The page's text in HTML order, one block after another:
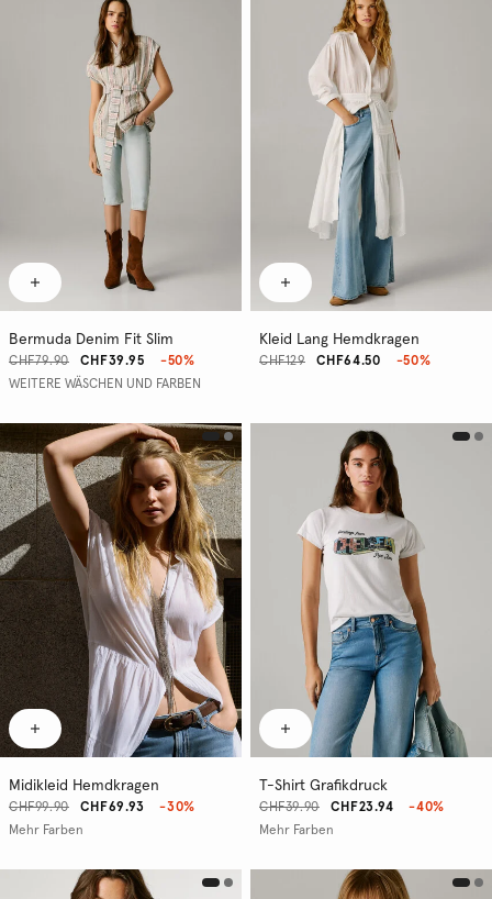
Bermuda Denim Fit Slim
CHF39.95
CHF79.90
-50%
WEITERE WÄSCHEN UND FARBEN
Kleid Lang Hemdkragen
CHF64.50
CHF129 -50%
Midikleid Hemdkragen
CHF69.93
CHF99.90
-30%
Mehr Farben
T-Shirt Grafikdruck
CHF23.94
CHF39.90
-40%
Mehr Farben